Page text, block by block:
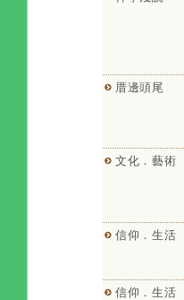
厝邊頭尾
文化．藝術
信仰．生活
信仰．生活